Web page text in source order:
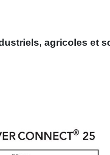
agricoles et